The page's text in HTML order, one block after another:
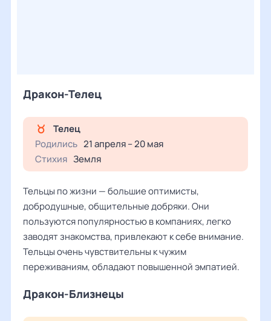
Дракон-Телец
Телец
Родились 21 апреля – 20 мая
Стихия Земля
Тельцы по жизни — большие оптимисты,
добродушные, общительные добряки. Они
пользуются популярностью в компаниях, легко
заводят знакомства, привлекают к себе внимание.
Тельцы очень чувствительны к чужим
переживаниям, обладают повышенной эмпатией.
Дракон-Близнецы